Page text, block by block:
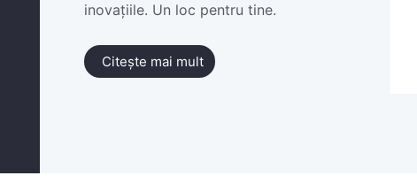
inovațiile. Un loc pentru tine.
Citește mai mult